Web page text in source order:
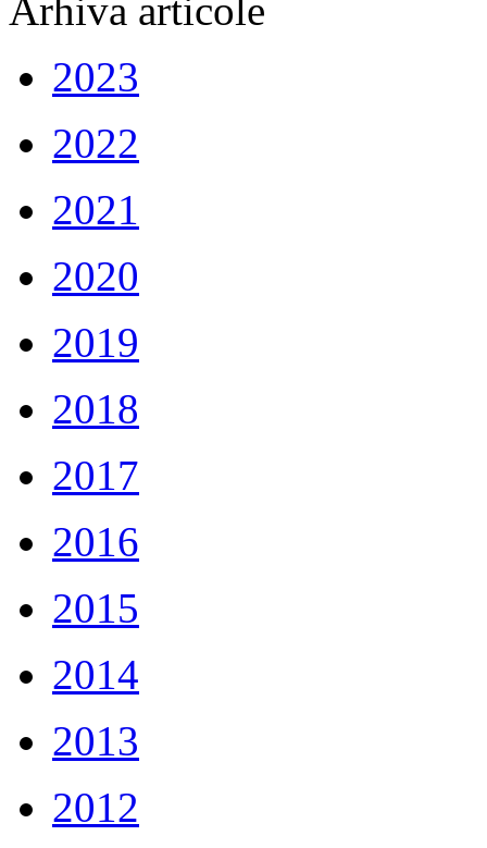
Arhiva articole
2023
2022
2021
2020
2019
2018
2017
2016
2015
2014
2013
2012